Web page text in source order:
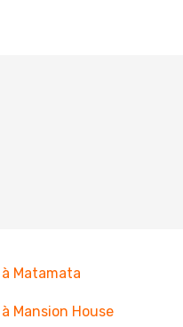
à Matamata
Mansion House